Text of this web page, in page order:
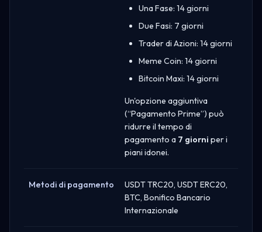
Una Fase: 14 giorni
Due Fasi: 7 giorni
Trader di Azioni: 14 giorni
Meme Coin: 14 giorni
Bitcoin Maxi: 14 giorni
Un'opzione aggiuntiva
(“Pagamento Prime”) può
ridurre il tempo di
pagamento a 7 giorni per i
piani idonei.
Metodi di pagamento
USDT TRC20, USDT ERC20,
BTC, Bonifico Bancario
Internazionale